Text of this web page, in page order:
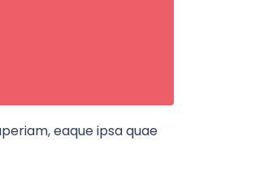
eaque ipsa quae